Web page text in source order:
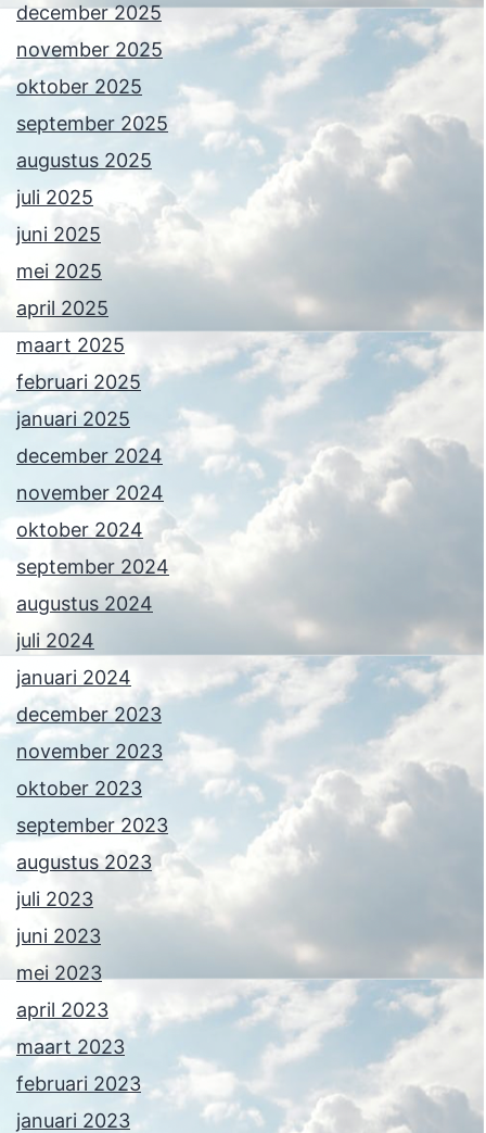
december 2025
november 2025
oktober 2025
september 2025
augustus 2025
juli 2025
juni 2025
mei 2025
april 2025
maart 2025
februari 2025
januari 2025
december 2024
november 2024
oktober 2024
september 2024
augustus 2024
juli 2024
januari 2024
december 2023
november 2023
oktober 2023
september 2023
augustus 2023
juli 2023
juni 2023
mei 2023
april 2023
maart 2023
februari 2023
januari 2023